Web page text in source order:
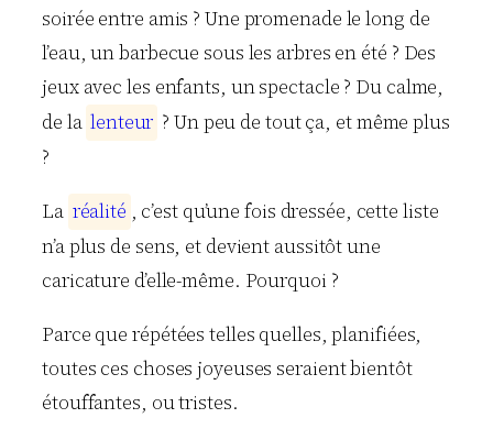
soirée entre amis ? Une promenade le long de
l’eau, un barbecue sous les arbres en été ? Des
jeux avec les enfants, un spectacle ? Du calme,
de la lenteur ? Un peu de tout ça, et même plus
?
La réalité , c’est qu’une fois dressée, cette liste
n’a plus de sens, et devient aussitôt une
caricature d’elle-même. Pourquoi ?
Parce que répétées telles quelles, planifiées,
toutes ces choses joyeuses seraient bientôt
étouffantes, ou tristes.